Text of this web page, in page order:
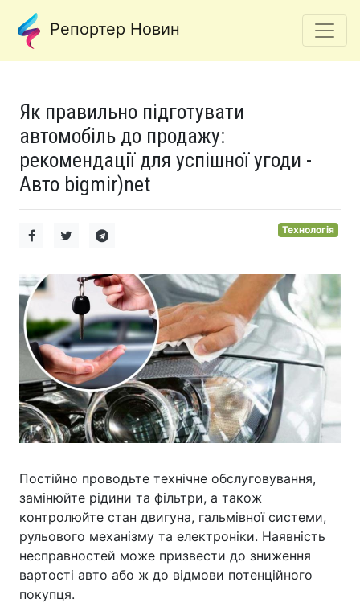
Репортер Новин
Як правильно підготувати
автомобіль до продажу:
рекомендації для успішної угоди -
Авто bigmir)net
Технологія
Постійно проводьте технічне обслуговування,
замінюйте рідини та фільтри, а також
контролюйте стан двигуна, гальмівної системи,
рульового механізму та електроніки. Наявність
несправностей може призвести до зниження
вартості авто або ж до відмови потенційного
покупця.